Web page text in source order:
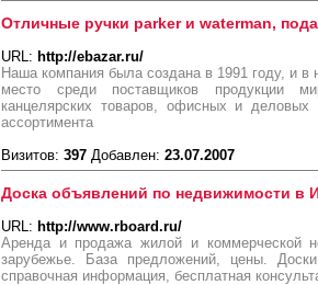
Отличные ручки parker и waterman,
URL: http://ebazar.ru/
Наша компания была создана в 1991 году, и
место среди поставщиков продукции
канцелярских товаров, офисных и деловых
ассортимента
Визитов: 397 Добавлен: 23.07.2007
Доска объявлений по недвижимости в
URL: http://www.rboard.ru/
Аренда и продажа жилой и коммерческой
зарубежье. База предложений, цены.
справочная информация, бесплатная